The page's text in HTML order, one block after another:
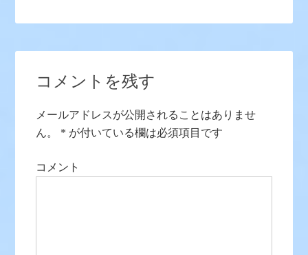
コメントを残す
メールアドレスが公開されることはありませ
ん。
* が付いている欄は必須項目です
コメント